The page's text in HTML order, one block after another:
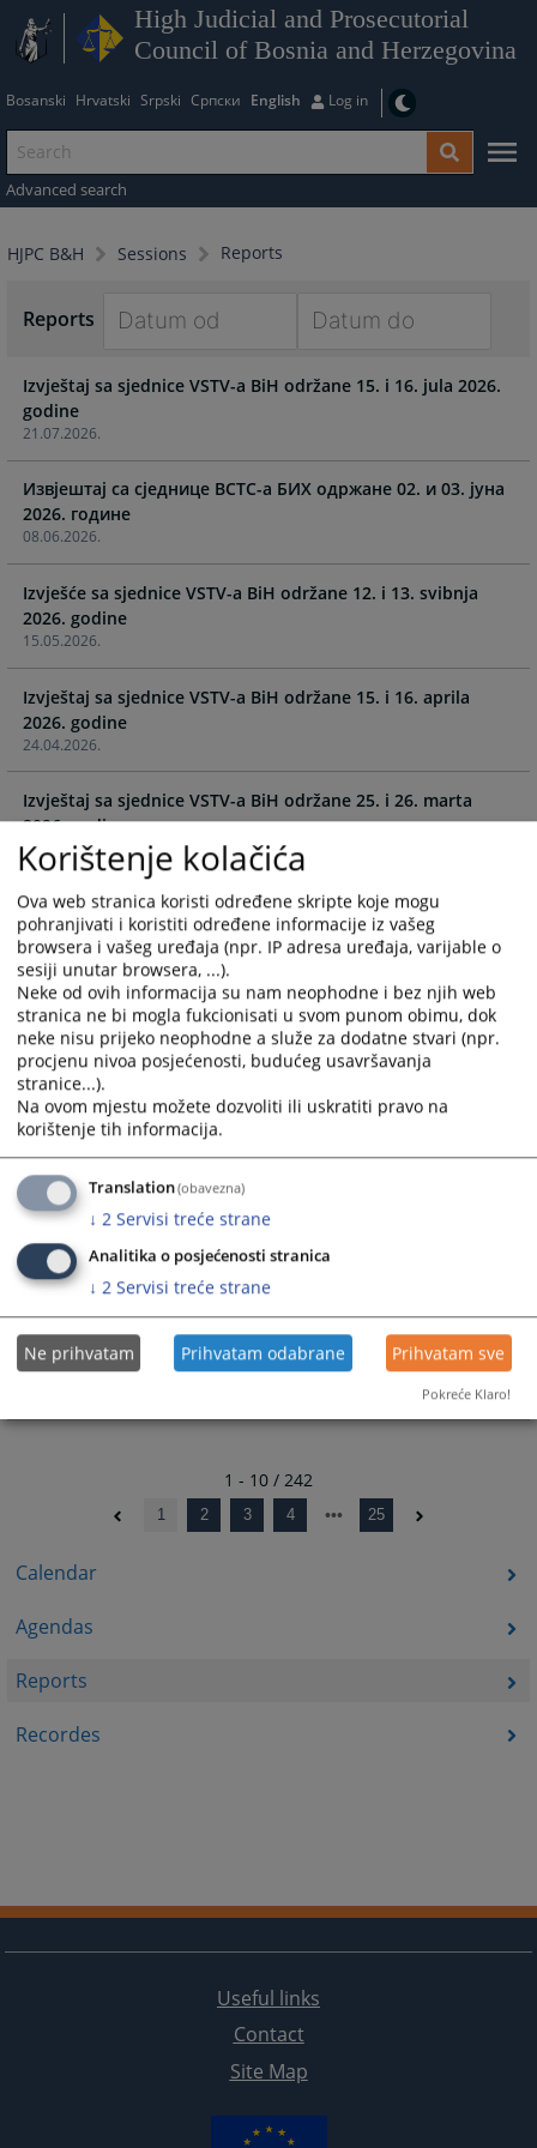
High Judicial and Prosecutorial
Council of Bosnia and Herzegovina
Bosanski Hrvatski Srpski Српски English Log in
Advanced search
HJPC B&H Sessions Reports
Calendar
Agendas
Reports
Recordes
Reports
forward
with
the
calendar
select
a
date.
the
question
mark
get
keyboard
shortcuts
for
changing
dates.
forward
with
the
select
a
the
question
get
keyboard
for
changing
21.07.2026.
Izvještaj sa sjednice VSTV-a BiH održane 15. i 16. jula 2026.
godine
08.06.2026.
Извјештај са сједнице ВСТС-a БИХ одржане 02. и 03. јунa
15.05.2026.
Izvješće sa sjednice VSTV-a BiH održane 12. i 13. svibnja
2026. godine
24.04.2026.
Izvještaj sa sjednice VSTV-a BiH održane 15. i 16. aprila
2026. godine
08.04.2026.
Izvještaj sa sjednice VSTV-a BiH održane 25. i 26. marta
2026. godine
12.03.2026.
Izvješće sa sjednice VSTV-a BiH održane 4. i 5. ožujka 2026.
16.02.2026.
Izvještaj sa sjednice VSTV-a BiH održane 11. i 12. februara
2026. godine
21.01.2026.
Izvještaj sa sjednice VSTS-a BiH održane 15. i 16. januara
2026. godine
24.12.2025.
Izvješće sa sjednice VSTV-a BiH održane 17. i 18. prosinca
2025. godine
Izvještaj sa sjednice VSTV-a BiH održane 26. i 27. novembra
2025. godine
1 - 10 / 242
1 2 3 4 25
Useful links
Contact
Site Map
Korištenje kolačića
Ova web stranica koristi određene skripte koje mogu
pohranjivati i koristiti određene informacije iz vašeg
browsera i vašeg uređaja (npr. IP adresa uređaja, varijable o
sesiji unutar browsera, ...).
Neke od ovih informacija su nam neophodne i bez njih web
stranica ne bi mogla fukcionisati u svom punom obimu, dok
neke nisu prijeko neophodne a služe za dodatne stvari (npr.
procjenu nivoa posjećenosti, budućeg usavršavanja
stranice...).
Na ovom mjestu možete dozvoliti ili uskratiti pravo na
korištenje tih informacija.
Translation(obavezna)
↓ 2 Servisi treće strane
Analitika o posjećenosti stranica
↓ 2 Servisi treće strane
Ne prihvatam Prihvatam odabrane Prihvatam sve
Pokreće Klaro!